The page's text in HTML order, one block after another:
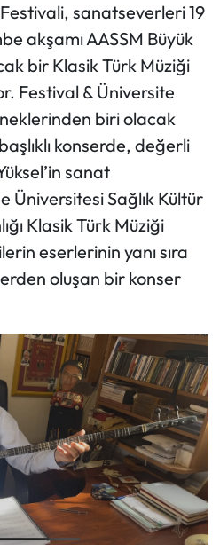
sanatseverleri 19
akşamı AASSM Büyük
bir Klasik Türk Müziği
Festival & Üniversite
biri olacak
konserde, değerli
sanat
Üniversitesi Sağlık Kültür
Klasik Türk Müziği
eserlerinin yanı sıra
oluşan bir konser